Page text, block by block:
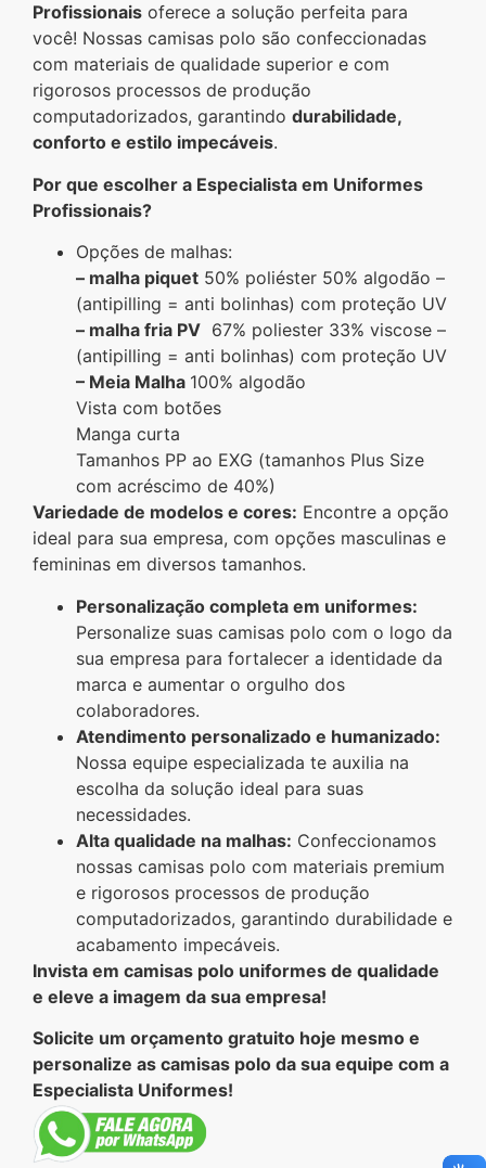
Profissionais oferece a solução perfeita para
você! Nossas camisas polo são confeccionadas
com materiais de qualidade superior e com
rigorosos processos de produção
computadorizados, garantindo durabilidade,
conforto e estilo impecáveis.
Por que escolher a Especialista em Uniformes
Profissionais?
Opções de malhas:
– malha piquet 50% poliéster 50% algodão –
(antipilling = anti bolinhas) com proteção UV
– malha fria PV 67% poliester 33% viscose –
(antipilling = anti bolinhas) com proteção UV
– Meia Malha 100% algodão
Vista com botões
Manga curta
Tamanhos PP ao EXG (tamanhos Plus Size
com acréscimo de 40%)
Variedade de modelos e cores: Encontre a opção
ideal para sua empresa, com opções masculinas e
femininas em diversos tamanhos.
Personalização completa em uniformes:
Personalize suas camisas polo com o logo da
sua empresa para fortalecer a identidade da
marca e aumentar o orgulho dos
colaboradores.
Atendimento personalizado e humanizado:
Nossa equipe especializada te auxilia na
escolha da solução ideal para suas
necessidades.
Alta qualidade na malhas: Confeccionamos
nossas camisas polo com materiais premium
e rigorosos processos de produção
computadorizados, garantindo durabilidade e
acabamento impecáveis.
Invista em camisas polo uniformes de qualidade
e eleve a imagem da sua empresa!
Solicite um orçamento gratuito hoje mesmo e
personalize as camisas polo da sua equipe com a
Especialista Uniformes!